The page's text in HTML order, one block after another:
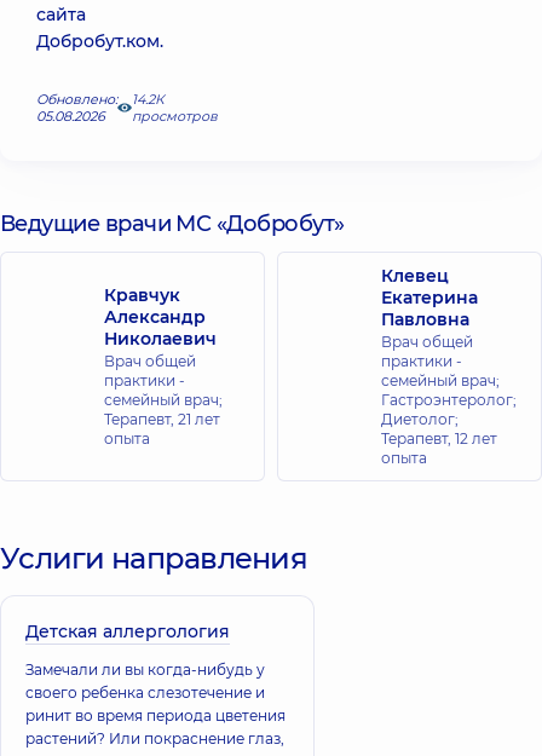
сайта
Добробут.ком.
Обновлено:
05.08.2026
14.2К
просмотров
Ведущие врачи МС «Добробут»
Кравчук
Александр
Николаевич
Врач общей
практики -
семейный врач;
Терапевт, 21 лет
опыта
Клевец
Екатерина
Павловна
Врач общей
практики -
семейный врач;
Гастроэнтеролог;
Диетолог;
Терапевт, 12 лет
опыта
Услиги направления
Детская аллергология
Замечали ли вы когда-нибудь у
своего ребенка слезотечение и
ринит во время периода цветения
растений? Или покраснение глаз,